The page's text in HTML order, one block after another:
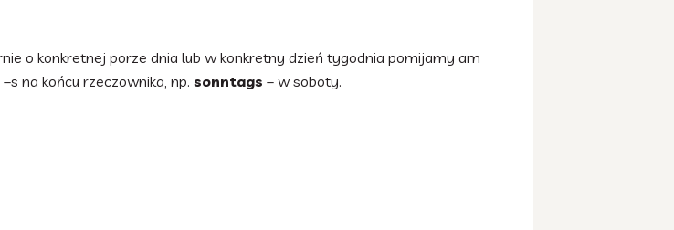
o konkretnej porze dnia lub w konkretny dzień tygodnia pomijamy am
na końcu rzeczownika, np. sonntags – w soboty.